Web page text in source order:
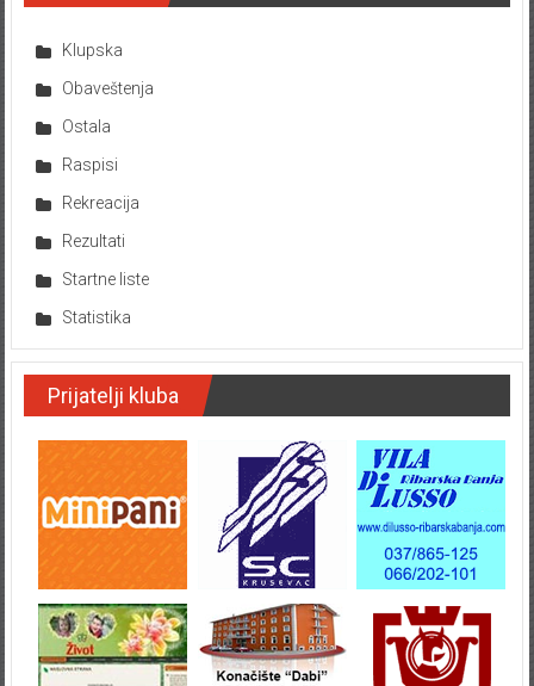
Klupska
Obaveštenja
Ostala
Raspisi
Rekreacija
Rezultati
Startne liste
Statistika
Prijatelji kluba